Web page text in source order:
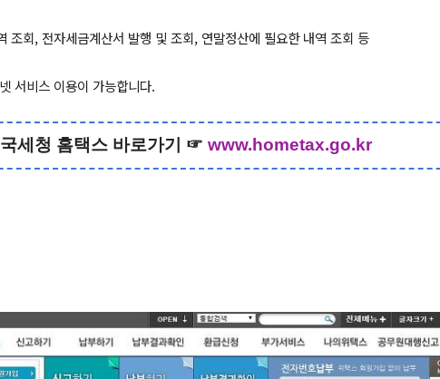
조회, 전자세금계산서 발행 및 조회, 연말정산에 필요한 내역 조회 등
서비스 이용이 가능합니다.
국세청 홈택스 바로가기 ☞ www.hometax.go.kr